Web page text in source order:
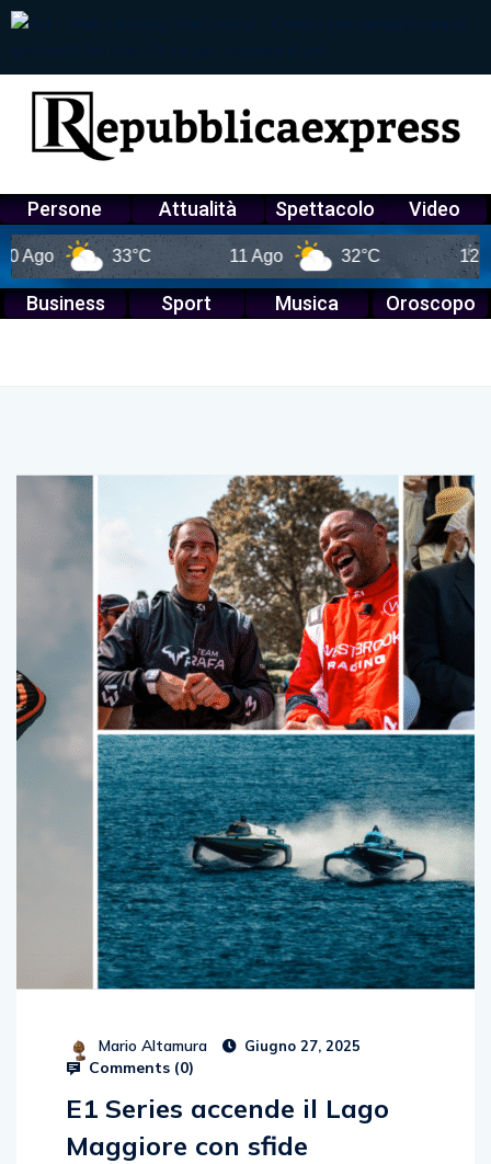
Persone Attualità Spettacolo Video
33°C 11 Ago 32°C 12 Ago
Business Sport Musica Oroscopo
Mario Altamura Giugno 27, 2025
Comments (0)
E1 Series accende il Lago
Maggiore con sfide